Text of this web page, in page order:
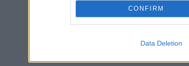
CONFIRM
Data Deletion
Ο πατέρας του ενημερώθηκε